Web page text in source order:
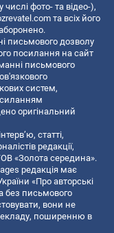
фото- та відео-),
та всіх його
письмового дозволу
посилання на сайт
письмового
систем,
оригінальний
статті,
редакції,
«Золота середина».
редакція має
«Про авторські
без письмового
вони не
поширенню в